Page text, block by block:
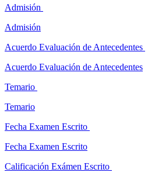
Admisión
Admisión
Acuerdo Evaluación de Antecedentes
Acuerdo Evaluación de Antecedentes
Temario
Temario
Fecha Examen Escrito
Fecha Examen Escrito
Calificación Exámen Escrito